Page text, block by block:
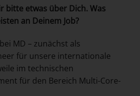
bitte etwas über Dich. Was
an Deinem Job?
MD – zunächst als
für unsere internationale
im technischen
für den Bereich Multi-Core-